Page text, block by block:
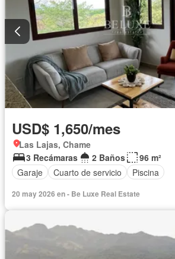
USD$ 1,650/mes
Las Lajas, Chame
3 Recámaras
2 Baños
96 m²
Garaje
Cuarto de servicio Piscina
20 may 2026 en - Be Luxe Real Estate